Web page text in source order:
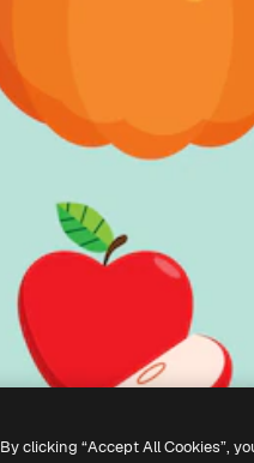
By clicking “Accept All Cookies”,